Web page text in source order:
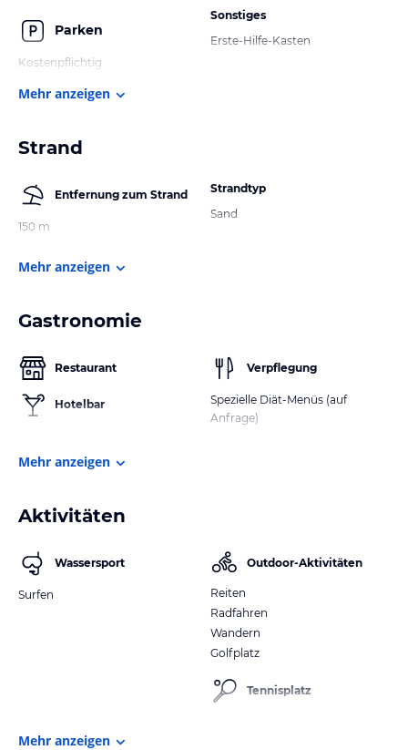
Parken
Kostenpflichtig
Sonstiges
Erste-Hilfe-Kasten
Mehr anzeigen
Strand
Entfernung zum Strand
150 m
Strandtyp
Sand
Mehr anzeigen
Gastronomie
Restaurant
Hotelbar
Verpflegung
Spezielle Diät-Menüs (auf
Anfrage)
Mehr anzeigen
Aktivitäten
Wassersport
Surfen
Outdoor-Aktivitäten
Reiten
Radfahren
Wandern
Golfplatz
Tennisplatz
Mehr anzeigen